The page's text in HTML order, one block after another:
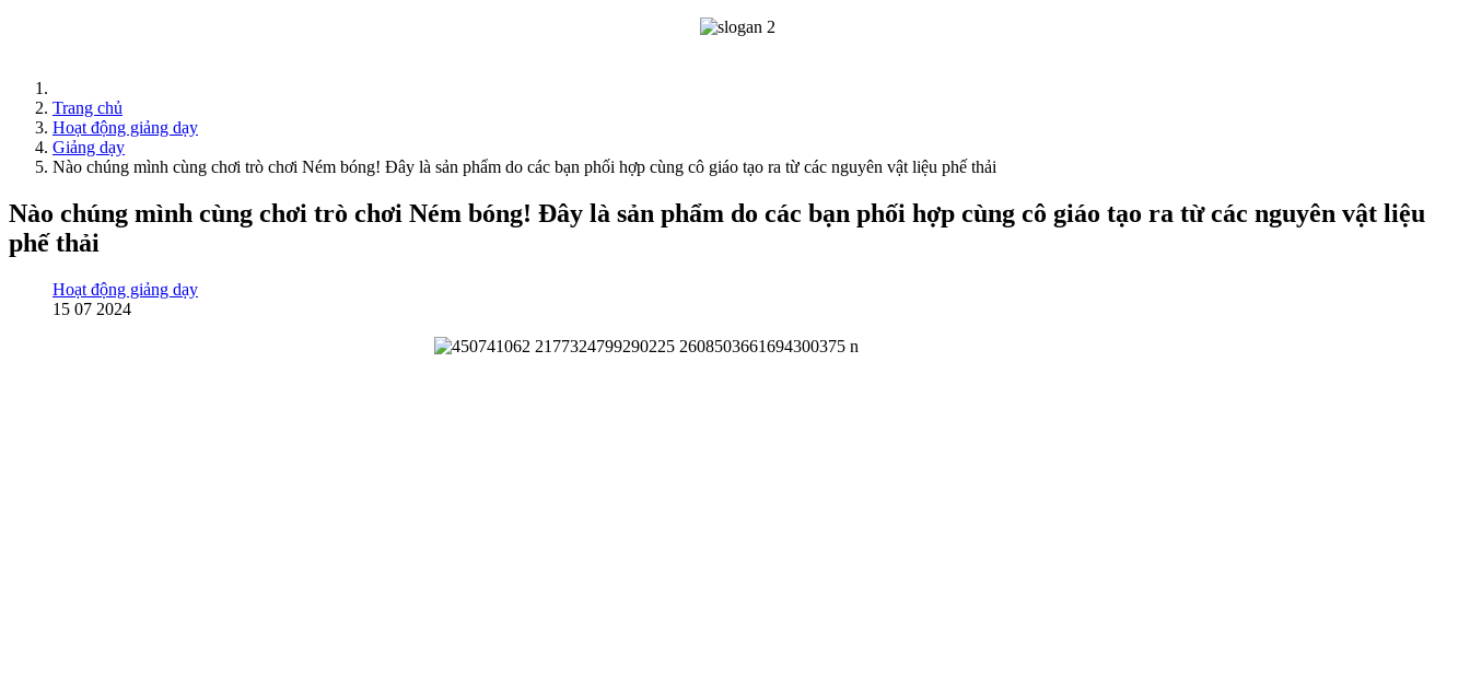
Trang chủ
Hoạt động giảng dạy
Giảng dạy
Nào chúng mình cùng chơi trò chơi Ném bóng! Đây là sản phẩm do các bạn phối hợp cùng cô giáo tạo ra từ các nguyên vật liệu phế thải
Nào chúng mình cùng chơi trò chơi Ném bóng! Đây là sản phẩm do các bạn phối hợp cùng cô giáo tạo ra từ các nguyên vật liệu
phế thải
Hoạt động giảng dạy
15 07 2024